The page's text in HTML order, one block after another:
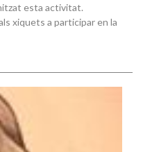
esta activitat.
xiquets a participar en la